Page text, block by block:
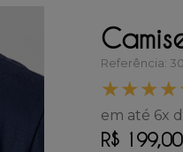
Referência:
★★★★
em até 6x
R$ 199,00